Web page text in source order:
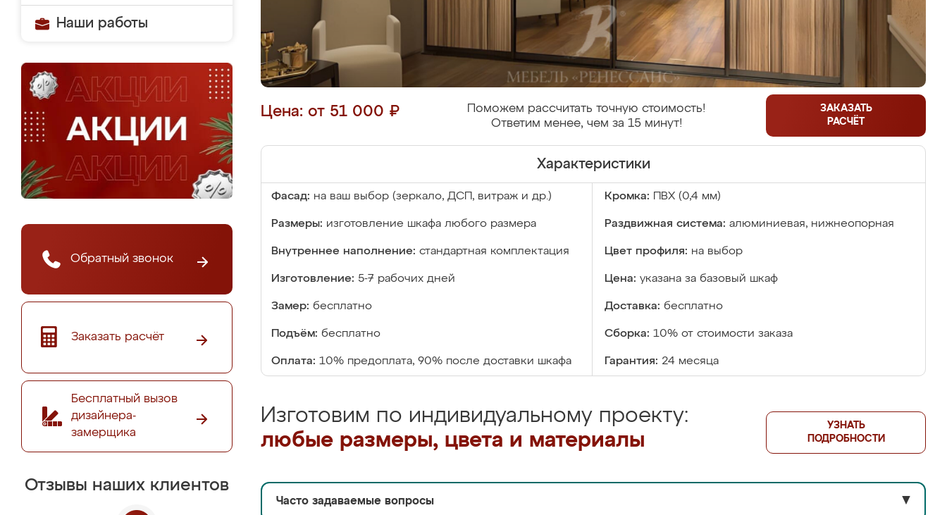
Наши работы
Обратный звонок
Заказать расчёт
Бесплатный вызов
дизайнера-
замерщика
Отзывы наших клиентов
Цена: от 51 000 ₽
Поможем рассчитать точную стоимость!
Ответим менее, чем за 15 минут!
ЗАКАЗАТЬ
РАСЧЁТ
Характеристики
Фасад: на ваш выбор (зеркало, ДСП, витраж и др.) Кромка: ПВХ (0,4 мм)
Размеры: изготовление шкафа любого размера Раздвижная система: алюминиевая, нижнеопорная
Внутреннее наполнение: стандартная комплектация Цвет профиля: на выбор
Изготовление: 5-7 рабочих дней Цена: указана за базовый шкаф
Замер: бесплатно Доставка: бесплатно
Подъём: бесплатно Сборка: 10% от стоимости заказа
Оплата: 10% предоплата, 90% после доставки шкафа Гарантия: 24 месяца
Изготовим по индивидуальному проекту:
любые размеры, цвета и материалы
УЗНАТЬ
ПОДРОБНОСТИ
Часто задаваемые вопросы ▼